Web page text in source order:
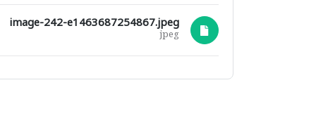
image-242-e1463687254867.jpeg
jpeg